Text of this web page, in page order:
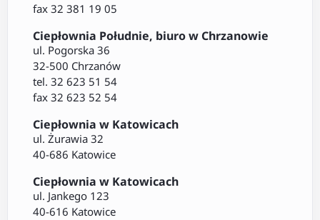
fax 32 381 19 05
Ciepłownia Południe, biuro w Chrzanowie
ul. Pogorska 36
32-500 Chrzanów
tel. 32 623 51 54
fax 32 623 52 54
Ciepłownia w Katowicach
ul. Żurawia 32
40-686 Katowice
Ciepłownia w Katowicach
ul. Jankego 123
40-616 Katowice